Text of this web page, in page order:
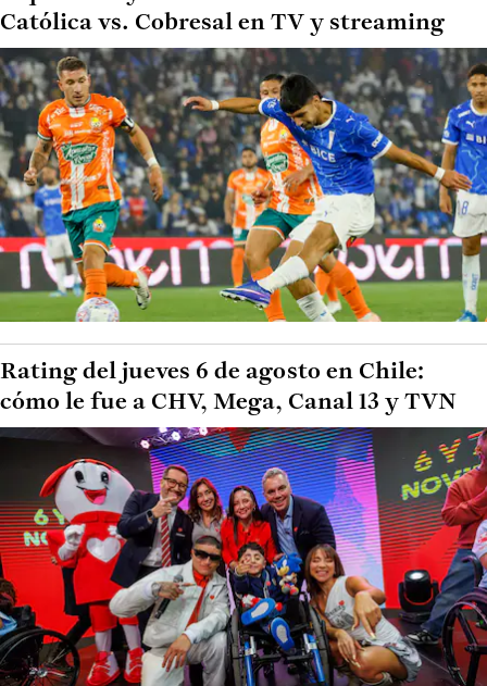
Católica vs. Cobresal en TV y streaming
Rating del jueves 6 de agosto en Chile:
cómo le fue a CHV, Mega, Canal 13 y TVN